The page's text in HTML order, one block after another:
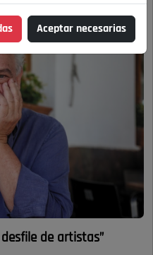
de artistas”
Aceptar necesarias